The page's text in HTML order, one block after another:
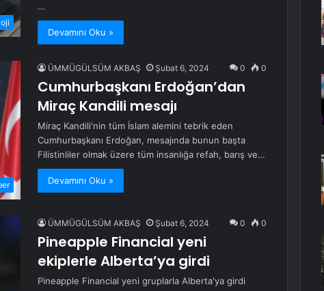
…
Devamını Oku »
ÜMMÜGÜLSÜM AKBAŞ Şubat 6, 2024 0 0
Cumhurbaşkanı Erdoğan’dan
Miraç Kandili mesajı
Miraç Kandili'nin tüm İslam alemini tebrik eden
Cumhurbaşkanı Erdoğan, mesajında ​​bunun başta
Filistinliler olmak üzere tüm insanlığa refah, barış ve…
Devamını Oku »
ÜMMÜGÜLSÜM AKBAŞ Şubat 6, 2024 0 0
Pineapple Financial yeni
ekiplerle Alberta’ya girdi
Pineapple Financial yeni gruplarla Alberta'ya girdi